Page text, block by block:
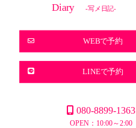
Diary -写メ日記-
WEBで予約
LINEで予約
080-8899-1363
OPEN：10:00～2:00